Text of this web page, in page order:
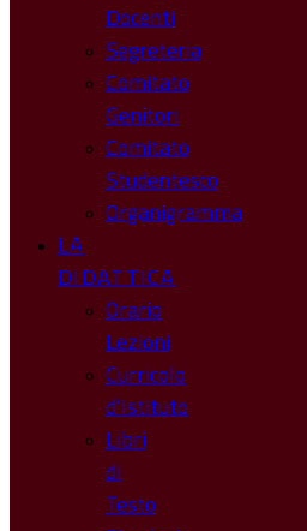
Docenti
Segreteria
Comitato
Genitori
Comitato
Studentesco
Organigramma
LA
DIDATTICA
Orario
Lezioni
Curricolo
d’Istituto
Libri
di
Testo